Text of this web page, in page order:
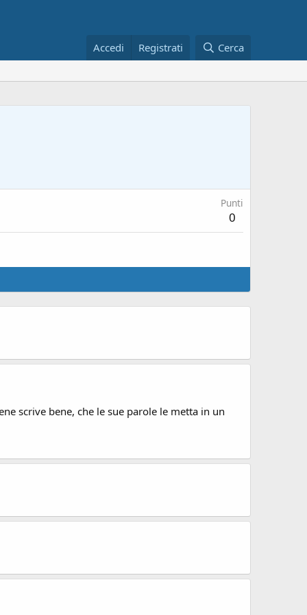
Accedi Registrati Cerca
Punti
0
scrive bene, che le sue parole le metta in un